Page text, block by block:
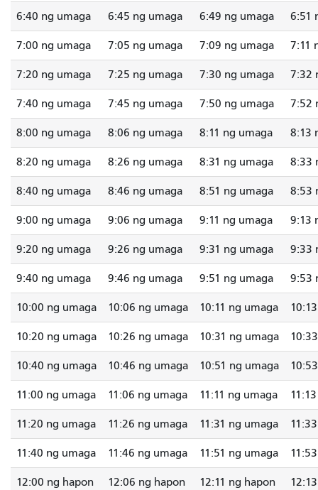
6:40 ng umaga 6:45 ng umaga 6:49 ng umaga 6:51
7:00 ng umaga 7:05 ng umaga 7:09 ng umaga 7:11
7:20 ng umaga 7:25 ng umaga 7:30 ng umaga 7:32
7:40 ng umaga 7:45 ng umaga 7:50 ng umaga 7:52
8:00 ng umaga 8:06 ng umaga 8:11 ng umaga 8:13
8:20 ng umaga 8:26 ng umaga 8:31 ng umaga 8:33
8:40 ng umaga 8:46 ng umaga 8:51 ng umaga 8:53
9:00 ng umaga 9:06 ng umaga 9:11 ng umaga 9:13
9:20 ng umaga 9:26 ng umaga 9:31 ng umaga 9:33
9:40 ng umaga 9:46 ng umaga 9:51 ng umaga 9:53
10:00 ng umaga 10:06 ng umaga 10:11 ng umaga
10:20 ng umaga 10:26 ng umaga 10:31 ng umaga
10:40 ng umaga 10:46 ng umaga 10:51 ng umaga
11:00 ng umaga 11:06 ng umaga 11:11 ng umaga
11:20 ng umaga 11:26 ng umaga 11:31 ng umaga
11:40 ng umaga 11:46 ng umaga 11:51 ng umaga
12:00 ng hapon 12:06 ng hapon 12:11 ng hapon